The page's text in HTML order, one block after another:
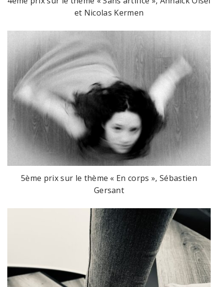
et Nicolas Kermen
5ème prix sur le thème « En corps », Sébastien
Gersant